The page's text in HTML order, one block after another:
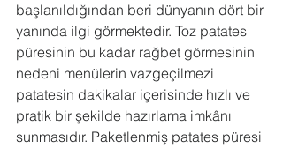
başlanıldığından beri dünyanın dört bir
yanında ilgi görmektedir. Toz patates
püresinin bu kadar rağbet görmesinin
nedeni menülerin vazgeçilmezi
patatesin dakikalar içerisinde hızlı ve
pratik bir şekilde hazırlama imkânı
sunmasıdır. Paketlenmiş patates püresi